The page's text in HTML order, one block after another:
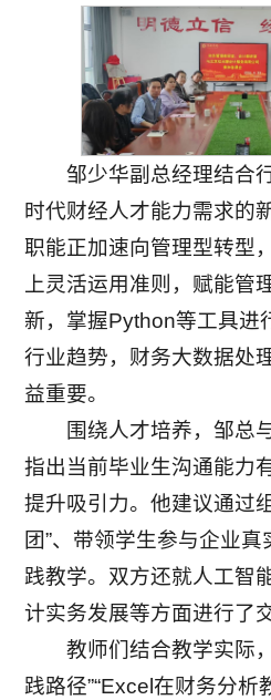
邹少华副总经理结合
时代财经人才能力需求的
职能正加速向管理型转型
上灵活运用准则，赋能管
新，掌握Python等工具进
行业趋势，财务大数据处
益重要。
围绕人才培养，邹总
指出当前毕业生沟通能力
提升吸引力。他建议通过
团”、带领学生参与企业
践教学。双方还就人工智
计实务发展等方面进行了
教师们结合教学实际
践路径”“Excel在财务分析